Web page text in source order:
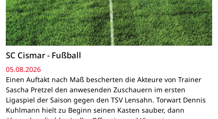
SC Cismar - Fußball
05.08.2026
Einen Auftakt nach Maß bescherten die Akteure von Trainer
Sascha Pretzel den anwesenden Zuschauern im ersten
Ligaspiel der Saison gegen den TSV Lensahn. Torwart Dennis
Kuhlmann hielt zu Beginn seinen Kasten sauber, dann